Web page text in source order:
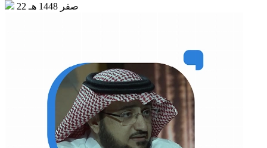
22 صفر 1448 هـ